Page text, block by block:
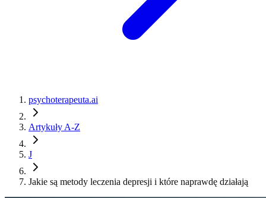
psychoterapeuta.ai
Artykuły A-Z
J
Jakie są metody leczenia depresji i które naprawdę działają